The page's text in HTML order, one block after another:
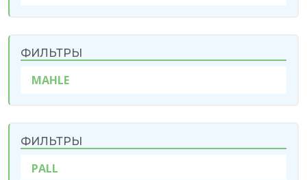
ФИЛЬТРЫ
MAHLE
ФИЛЬТРЫ
PALL